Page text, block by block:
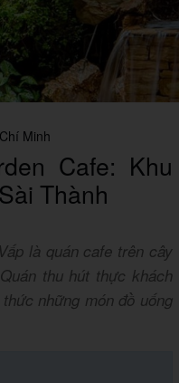
Minh
Cafe: Khu
Thành
là quán cafe trên cây
thu hút thực khách
những món đồ uống